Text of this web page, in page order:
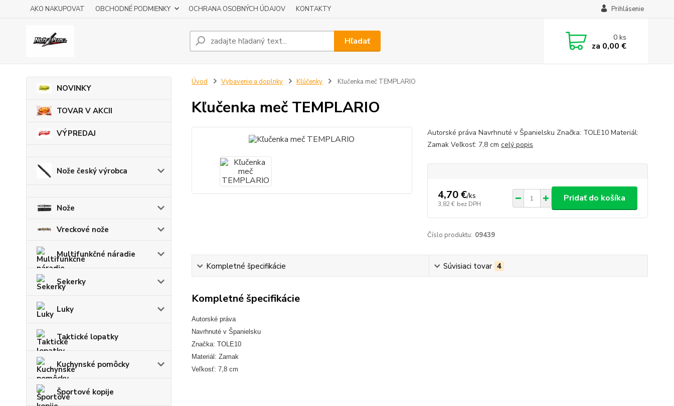
AKO NAKUPOVAT OBCHODNÉ PODMIENKY OCHRANA OSOBNÝCH ÚDAJOV KONTAKTY Prihlásenie
Hľadať 0ks
za 0,00 €
NOVINKY
TOVAR V AKCII
VÝPREDAJ
Nože český výrobca
Nože
Vreckové nože
Multifunkčné náradie
Sekerky
Luky
Taktické lopatky
Kuchynské pomôcky
Športové kopije
Úvod Vybavenie a doplnky Kľúčenky Kľučenka meč TEMPLARIO
Kľučenka meč TEMPLARIO
Autorské práva Navrhnuté v Španielsku Značka: TOLE10 Materiál:
Zamak Veľkosť: 7,8 cm celý popis
4,70 €/ks
3,82 € bez DPH
Pridať do košíka
Číslo produktu: 09439
Kompletné špecifikácie Súvisiaci tovar 4
Kompletné špecifikácie
Autorské práva
Navrhnuté v Španielsku
Značka: TOLE10
Materiál: Zamak
Veľkosť: 7,8 cm